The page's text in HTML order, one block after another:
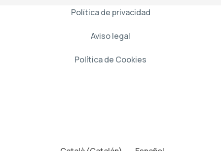
Política de privacidad
Aviso legal
Política de Cookies